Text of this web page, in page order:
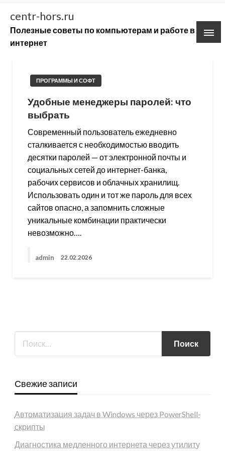
Skip
content
centr-hors.ru
Полезные советы по компьютерам и работе в
интернет
ПРОГРАММЫ И СОФТ
Удобные менеджеры паролей: что
выбрать
Современный пользователь ежедневно
сталкивается с необходимостью вводить
десятки паролей — от электронной почты и
социальных сетей до интернет-банка,
рабочих сервисов и облачных хранилищ.
Использовать один и тот же пароль для всех
сайтов опасно, а запомнить сложные
уникальные комбинации практически
невозможно….
admin 22.02.2026
Свежие записи
Автоматизация задач в Windows через PowerShell-
скрипты
Диагностика медленного интернета через утилиту